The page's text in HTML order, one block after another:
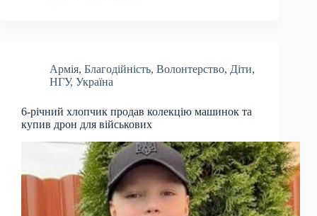
Армія, Благодійність, Волонтерство, Діти,
НГУ, Україна
6-річний хлопчик продав колекцію машинок та
купив дрон для військових